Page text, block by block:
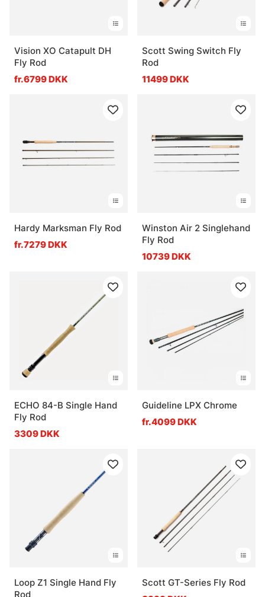
Vision XO Catapult DH
Fly Rod
fr.6799 DKK
Scott Swing Switch Fly
Rod
11499 DKK
Hardy Marksman Fly Rod
fr.7279 DKK
Winston Air 2 Singlehand
Fly Rod
10739 DKK
ECHO 84-B Single Hand
Fly Rod
3309 DKK
Guideline LPX Chrome
fr.4099 DKK
Loop Z1 Single Hand Fly
Rod
Scott GT-Series Fly Rod